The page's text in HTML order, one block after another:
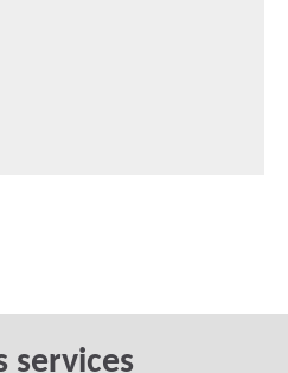
services